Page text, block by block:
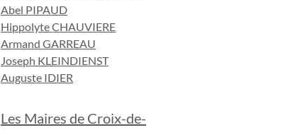
Abel PIPAUD
Hippolyte CHAUVIERE
Armand GARREAU
Joseph KLEINDIENST
Auguste IDIER
Les Maires de Croix-de-